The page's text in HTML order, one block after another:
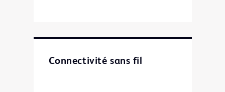
Connectivité sans fil